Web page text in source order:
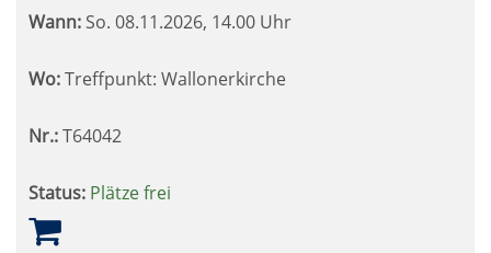
Wann: So. 08.11.2026, 14.00 Uhr
Wo:Treffpunkt: Wallonerkirche
Nr.:T64042
Status: Plätze frei